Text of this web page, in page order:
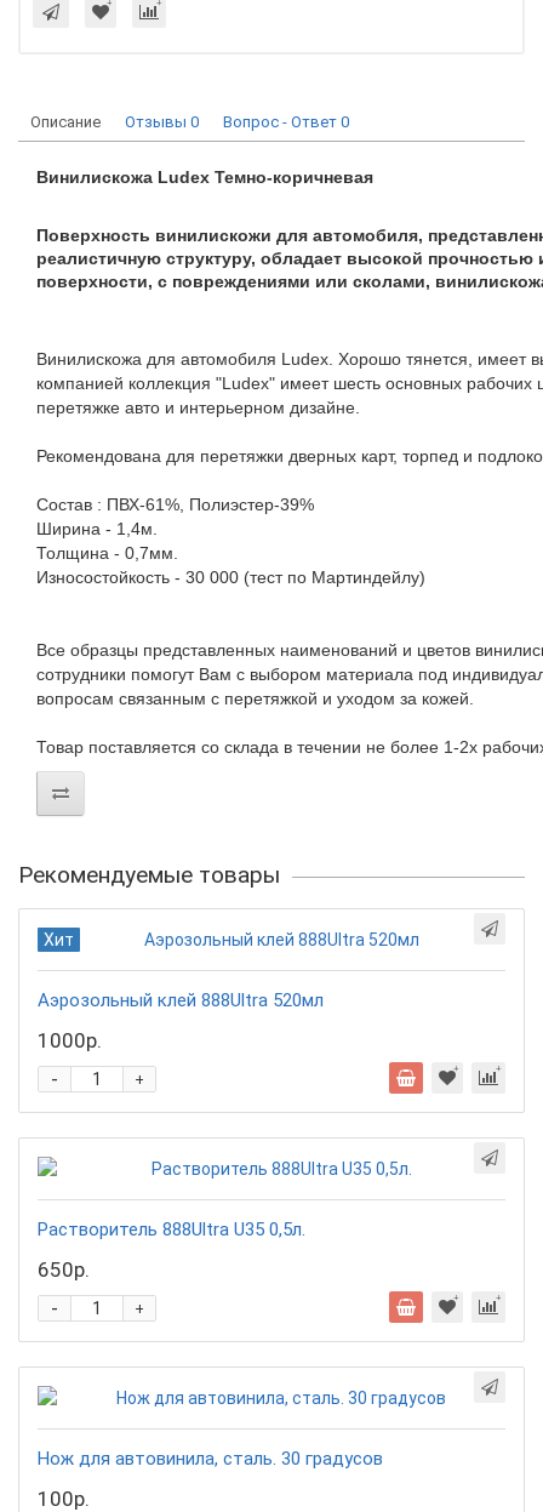
Описание Отзывы 0 Вопрос - Ответ 0
Винилискожа Ludex Темно-коричневая
Поверхность винилискожи для автомобиля,
реалистичную структуру, обладает высокой
поверхности, с повреждениями или сколами,
Винилискожа для автомобиля Ludex. Хорошо тянется, имеет
компанией коллекция "Ludex" имеет шесть основных рабочих
перетяжке авто и интерьерном дизайне.
Рекомендована для перетяжки дверных карт, торпед и
Состав : ПВХ-61%, Полиэстер-39%
Ширина - 1,4м.
Толщина - 0,7мм.
Износостойкость - 30 000 (тест по Мартиндейлу)
Все образцы представленных наименований и цветов
сотрудники помогут Вам с выбором материала под
вопросам связанным с перетяжкой и уходом за кожей.
Товар поставляется со склада в течении не более 1-2х
Рекомендуемые товары
Хит
Аэрозольный клей 888Ultra 520мл
1000р.
+
-
Растворитель 888Ultra U35 0,5л.
650р.
+
-
Нож для автовинила, сталь. 30 градусов
100р.